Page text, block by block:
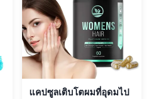
แคปซูลเติบโตผมที่อุดมไป